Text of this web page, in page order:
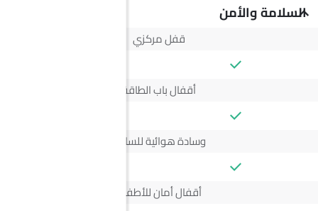
السلامة والأمن
قفل مركزي
أقفال باب الطاقة
وسادة هوائية للسائق
أقفال أمان للأطفال